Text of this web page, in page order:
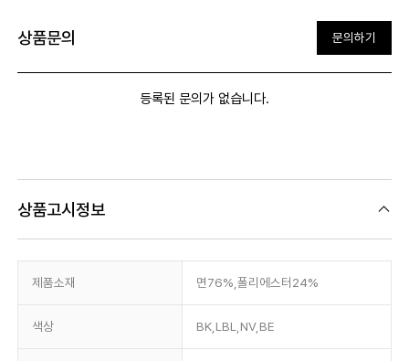
상품문의 문의하기
등록된 문의가 없습니다.
상품고시정보
제품소재 면76%,폴리에스터24%
색상 BK,LBL,NV,BE